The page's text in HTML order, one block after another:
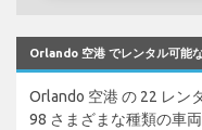
Orlando 空港 でレンタル可能
Orlando 空港 の 22 レン
98 さまざまな種類の車両